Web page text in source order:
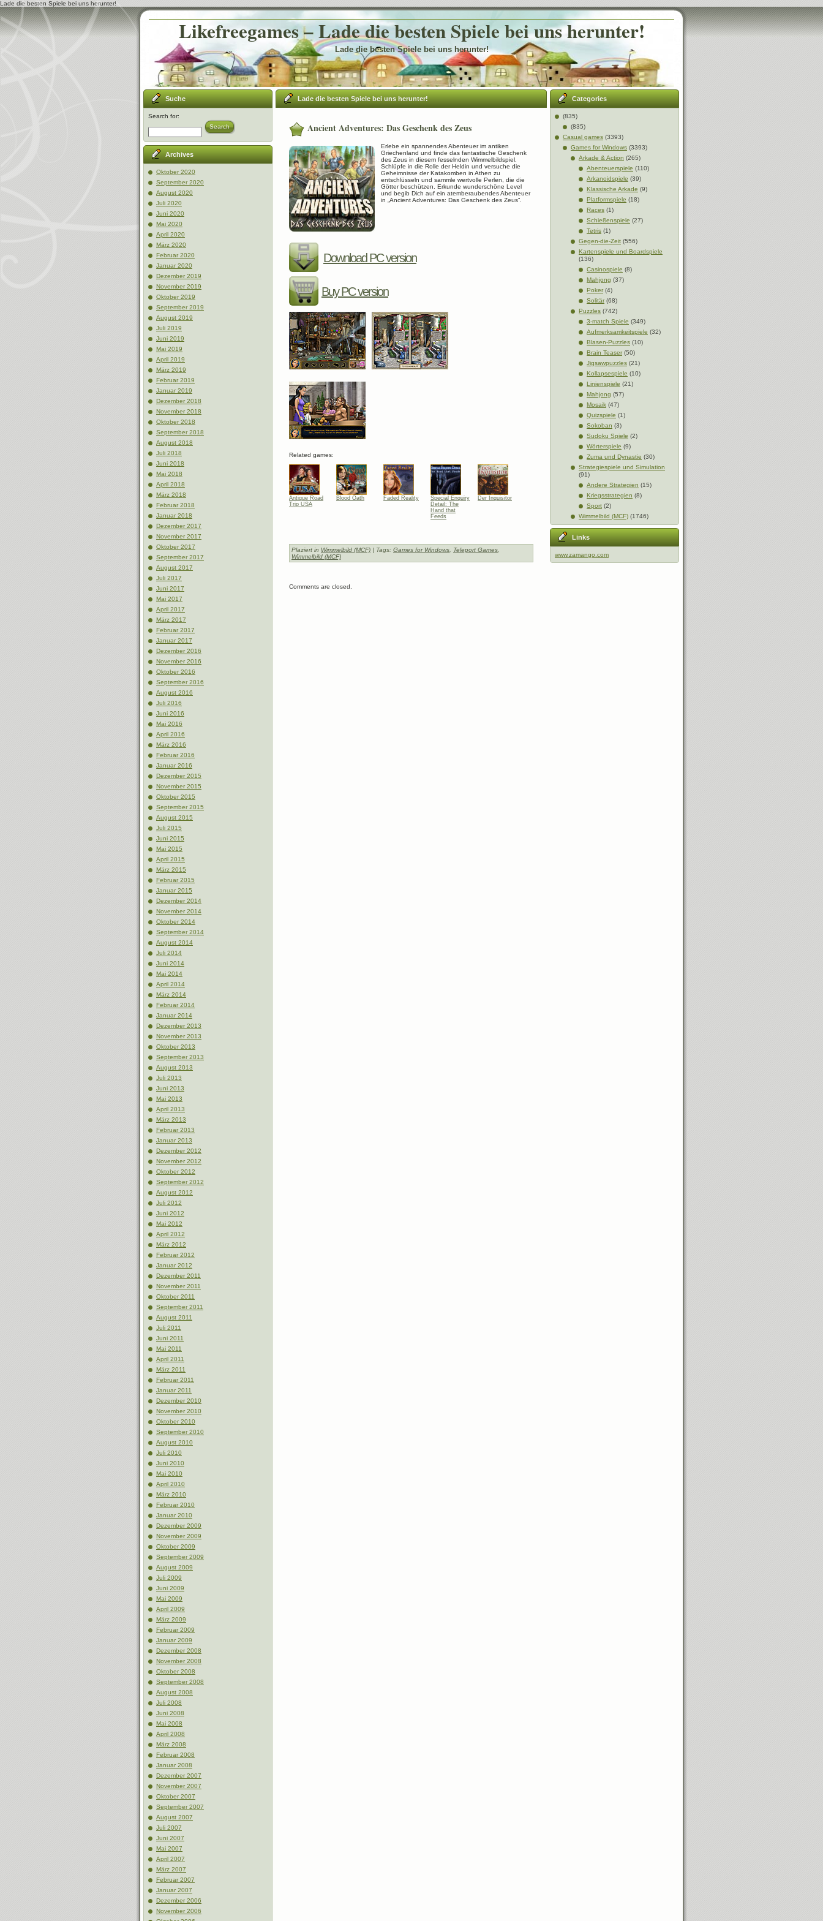
Lade die besten Spiele bei uns herunter!
Likefreegames – Lade die besten Spiele bei uns herunter!
Lade die besten Spiele bei uns herunter!
Suche
Search for:
Search
Archives
Oktober 2020
September 2020
August 2020
Juli 2020
Juni 2020
Mai 2020
April 2020
März 2020
Februar 2020
Januar 2020
Dezember 2019
November 2019
Oktober 2019
September 2019
August 2019
Juli 2019
Juni 2019
Mai 2019
April 2019
März 2019
Februar 2019
Januar 2019
Dezember 2018
November 2018
Oktober 2018
September 2018
August 2018
Juli 2018
Juni 2018
Mai 2018
April 2018
März 2018
Februar 2018
Januar 2018
Dezember 2017
November 2017
Oktober 2017
September 2017
August 2017
Juli 2017
Juni 2017
Mai 2017
April 2017
März 2017
Februar 2017
Januar 2017
Dezember 2016
November 2016
Oktober 2016
September 2016
August 2016
Juli 2016
Juni 2016
Mai 2016
April 2016
März 2016
Februar 2016
Januar 2016
Dezember 2015
November 2015
Oktober 2015
September 2015
August 2015
Juli 2015
Juni 2015
Mai 2015
April 2015
März 2015
Februar 2015
Januar 2015
Dezember 2014
November 2014
Oktober 2014
September 2014
August 2014
Juli 2014
Juni 2014
Mai 2014
April 2014
März 2014
Februar 2014
Januar 2014
Dezember 2013
November 2013
Oktober 2013
September 2013
August 2013
Juli 2013
Juni 2013
Mai 2013
April 2013
März 2013
Februar 2013
Januar 2013
Dezember 2012
November 2012
Oktober 2012
September 2012
August 2012
Juli 2012
Juni 2012
Mai 2012
April 2012
März 2012
Februar 2012
Januar 2012
Dezember 2011
November 2011
Oktober 2011
September 2011
August 2011
Juli 2011
Juni 2011
Mai 2011
April 2011
März 2011
Februar 2011
Januar 2011
Dezember 2010
November 2010
Oktober 2010
September 2010
August 2010
Juli 2010
Juni 2010
Mai 2010
April 2010
März 2010
Februar 2010
Januar 2010
Dezember 2009
November 2009
Oktober 2009
September 2009
August 2009
Juli 2009
Juni 2009
Mai 2009
April 2009
März 2009
Februar 2009
Januar 2009
Dezember 2008
November 2008
Oktober 2008
September 2008
August 2008
Juli 2008
Juni 2008
Mai 2008
April 2008
März 2008
Februar 2008
Januar 2008
Dezember 2007
November 2007
Oktober 2007
September 2007
August 2007
Juli 2007
Juni 2007
Mai 2007
April 2007
März 2007
Februar 2007
Januar 2007
Dezember 2006
November 2006
Lade die besten Spiele bei uns herunter!
Ancient Adventures: Das Geschenk des Zeus
Erlebe ein spannendes Abenteuer im antiken
Griechenland und finde das fantastische Geschenk
des Zeus in diesem fesselnden Wimmelbildspiel.
Schlüpfe in die Rolle der Heldin und versuche die
Geheimnisse der Katakomben in Athen zu
entschlüsseln und sammle wertvolle Perlen, die die
Götter beschützen. Erkunde wunderschöne Level
und begib Dich auf ein atemberaubendes Abenteuer
in „Ancient Adventures: Das Geschenk des Zeus“.
Download PC version
Buy PC version
Related games:
Antique Road
Trip USA
Blood Oath Faded Reality
Special Enquiry
Detail: The
Hand that
Feeds
Der Inquisitor
Plaziert in Wimmelbild (MCF) | Tags: Games for Windows, Teleport Games,
Wimmelbild (MCF)
Comments are closed.
Categories
(835)
(835)
Casual games (3393)
Games for Windows (3393)
Arkade & Action (265)
Abenteuerspiele (110)
Arkanoidspiele (39)
Klassische Arkade (9)
Platformspiele (18)
Races (1)
Schießenspiele (27)
Tetris (1)
Gegen-die-Zeit (556)
Kartenspiele und Boardspiele
(136)
Casinospiele (8)
Mahjong (37)
Poker(4)
Solitär(68)
Puzzles (742)
3-match Spiele (349)
Aufmerksamkeitspiele (32)
Blasen-Puzzles (10)
Brain Teaser(50)
Jigsawpuzzles (21)
Kollapsespiele (10)
Linienspiele (21)
Mahjong (57)
Mosaik (47)
Quizspiele (1)
Sokoban (3)
Sudoku Spiele (2)
Wörterspiele (9)
Zuma und Dynastie (30)
Strategiespiele und Simulation
(91)
Andere Strategien (15)
Kriegsstrategien (8)
Sport (2)
Wimmelbild (MCF) (1746)
Links
www.zamango.com